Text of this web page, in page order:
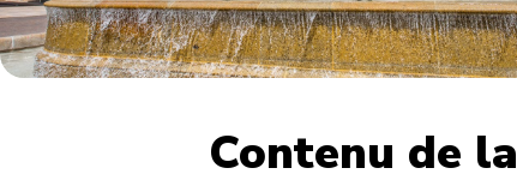
Contenu de la